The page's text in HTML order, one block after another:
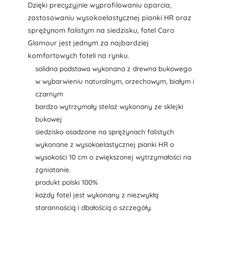
Dzięki precyzyjnie wyprofilowaniu oparcia,
zastosowaniu wysokoelastycznej pianki HR oraz
sprężynom falistym na siedzisku, fotel Caro
Glamour jest jednym za najbardziej
komfortowych foteli na rynku.
solidna podstawa wykonana z drewna bukowego
w wybarwieniu naturalnym, orzechowym, białym i
czarnym
bardzo wytrzymały stelaż wykonany ze sklejki
bukowej
siedzisko osadzone na sprężynach falistych
wykonane z wysokoelastycznej pianki HR o
wysokości 10 cm o zwiększonej wytrzymałości na
zgniatanie.
produkt polski 100%
każdy fotel jest wykonany z niezwykłą
starannością i dbałością o szczegóły.